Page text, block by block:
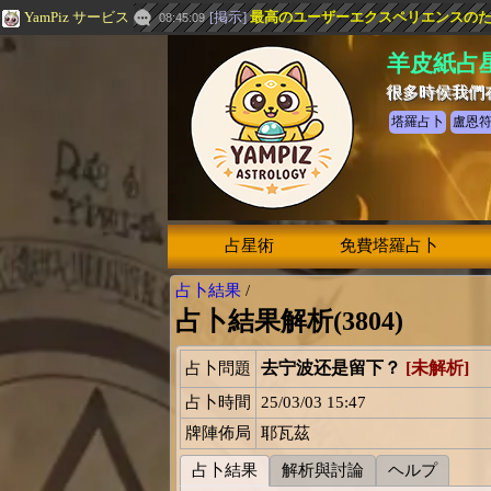
YamPiz サービス 08:45:09 [掲示]最高のユーザーエクスペリエンスの
羊皮紙占
很多時侯我們
塔羅占卜 盧恩
占星術 免費塔羅占卜
占卜結果/
占卜結果解析(3804)
占卜問題 去宁波还是留下？ [未解析]
占卜時間
25/03/03 15:47
牌陣佈局
耶瓦茲
占卜結果 解析與討論 ヘルプ